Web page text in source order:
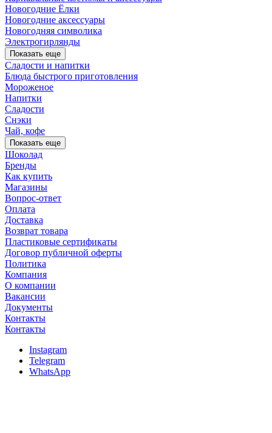
Новогодние Ёлки
Новогодние аксессуары
Новогодняя символика
Электрогирлянды
Показать еще
Сладости и напитки
Блюда быстрого приготовления
Мороженое
Напитки
Сладости
Снэки
Чай, кофе
Показать еще
Шоколад
Бренды
Как купить
Магазины
Вопрос-ответ
Оплата
Доставка
Возврат товара
Пластиковые сертификаты
Договор публичной оферты
Политика
Компания
О компании
Вакансии
Документы
Контакты
Контакты
Instagram
Telegram
WhatsApp